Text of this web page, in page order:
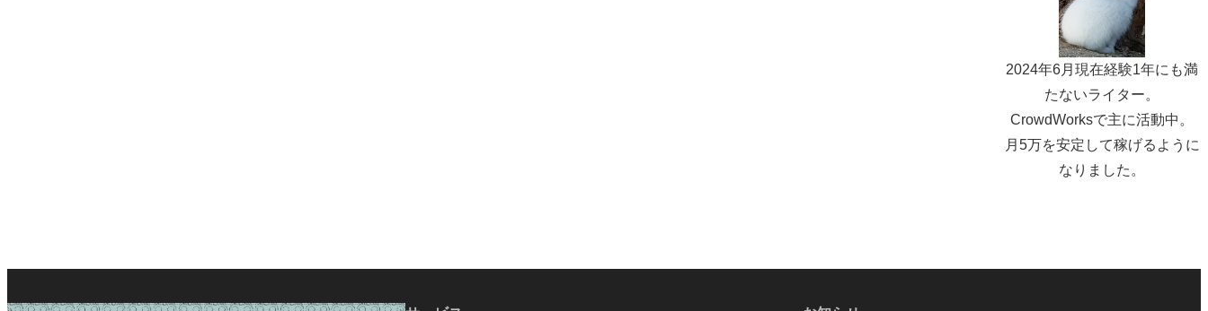
2024年6月現在経験1年にも満
たないライター。
CrowdWorksで主に活動中。
月5万を安定して稼げるように
なりました。